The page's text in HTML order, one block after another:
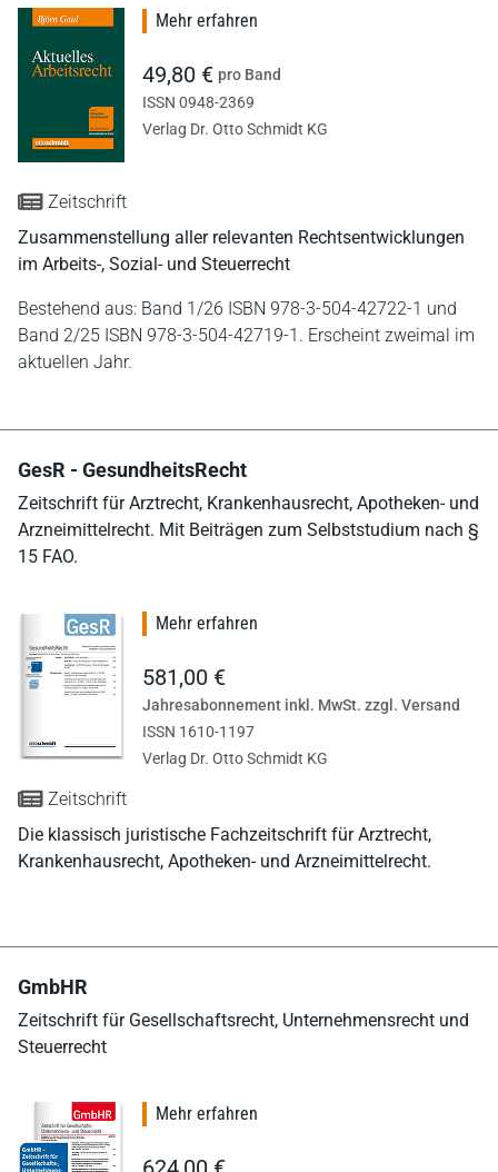
Zeitschrift
Zusammenstellung aller relevanten Rechtsentwicklungen
im Arbeits-, Sozial- und Steuerrecht
Bestehend aus: Band 1/26 ISBN 978-3-504-42722-1 und
Band 2/25 ISBN 978-3-504-42719-1. Erscheint zweimal im
aktuellen Jahr.
Mehr erfahren
49,80 € pro Band
ISSN 0948-2369
Verlag Dr. Otto Schmidt KG
GesR - GesundheitsRecht
Zeitschrift für Arztrecht, Krankenhausrecht, Apotheken- und
Arzneimittelrecht. Mit Beiträgen zum Selbststudium nach §
15 FAO.
Zeitschrift
Die klassisch juristische Fachzeitschrift für Arztrecht,
Krankenhausrecht, Apotheken- und Arzneimittelrecht.
Mehr erfahren
581,00 €
Jahresabonnement inkl. MwSt. zzgl. Versand
ISSN 1610-1197
Verlag Dr. Otto Schmidt KG
GmbHR
Zeitschrift für Gesellschaftsrecht, Unternehmensrecht und
Steuerrecht
Mehr erfahren